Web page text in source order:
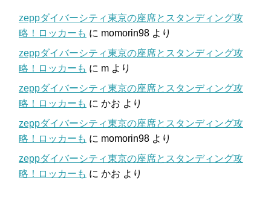
zeppダイバーシティ東京の座席とスタンディング攻
略！ロッカーも に momorin98 より
zeppダイバーシティ東京の座席とスタンディング攻
略！ロッカーも に m より
zeppダイバーシティ東京の座席とスタンディング攻
略！ロッカーも に かお より
zeppダイバーシティ東京の座席とスタンディング攻
略！ロッカーも に momorin98 より
zeppダイバーシティ東京の座席とスタンディング攻
略！ロッカーも に かお より